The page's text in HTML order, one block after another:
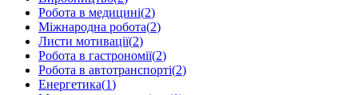
Робота в медицині(2)
Міжнародна робота(2)
Листи мотивації(2)
Робота в гастрономії(2)
Робота в автотранспорті(2)
Енергетика(1)